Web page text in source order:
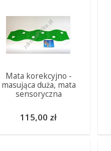
Mata korekcyjno -
masująca duża, mata
sensoryczna
115,00 zł